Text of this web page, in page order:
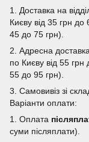
1. Доставка на
Києву від 35 грн до
45 до 75 грн).
2. Адресна
по Києву від 55 грн
55 до 95 грн).
3. Самовивіз зі
Варіанти оплати:
1. Оплата
суми післяплати).